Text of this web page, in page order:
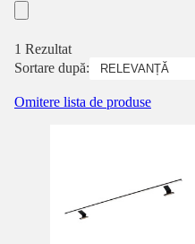
1 Rezultat
Sortare după:
Omitere lista de produse